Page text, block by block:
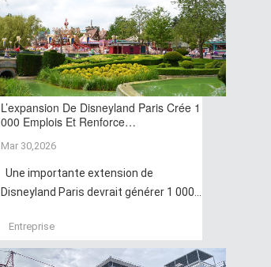
L’expansion De Disneyland Paris Crée 1
000 Emplois Et Renforce…
Mar 30,2026
Une importante extension de
Disneyland Paris devrait générer 1 000...
Entreprise